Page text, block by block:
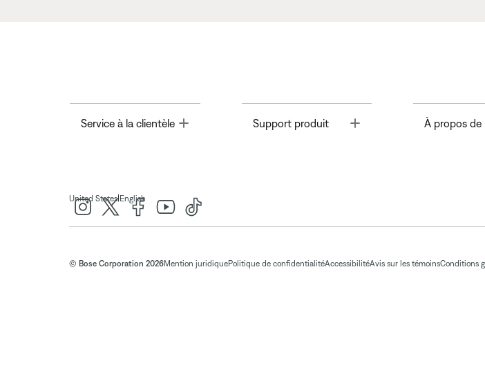
Service à la clientèle Toggle Support produit À propos de
United States| English
© Bose Corporation 2026Mention juridiquePolitique de confidentialitéAccessibilitéAvis sur les témoinsConditions